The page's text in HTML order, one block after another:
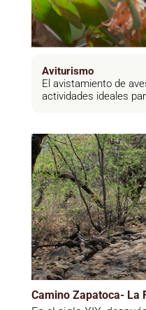
Aviturismo
El avistamiento de
actividades ideales
Camino Zapatoca- La